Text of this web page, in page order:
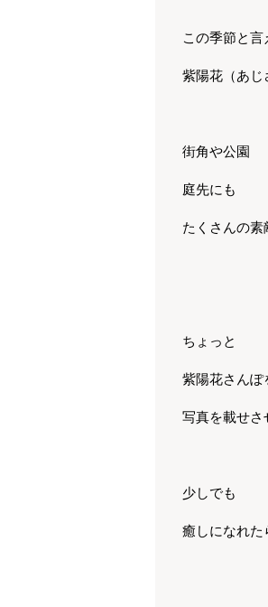
この季節と言
紫陽花（あじ
街角や公園
庭先にも
たくさんの
ちょっと
紫陽花さんぽ
写真を載せさ
少しでも
癒しになれた